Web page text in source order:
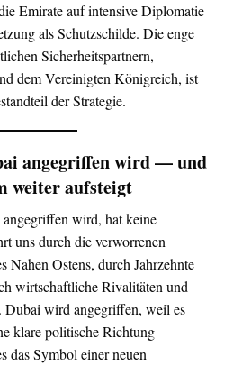
Emirate auf intensive Diplomatie
als Schutzschilde. Die enge
Sicherheitspartnern,
dem Vereinigten Königreich, ist
der Strategie.
angegriffen wird — und
weiter aufsteigt
wird, hat keine
uns durch die verworrenen
Nahen Ostens, durch Jahrzehnte
wirtschaftliche Rivalitäten und
Dubai wird angegriffen, weil es
klare politische Richtung
das Symbol einer neuen